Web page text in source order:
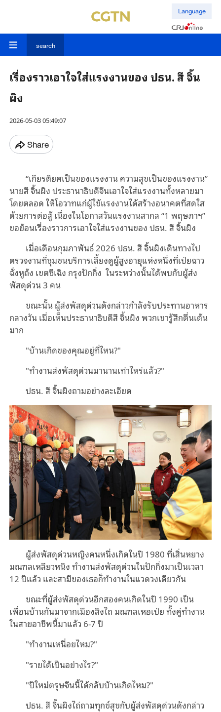
Language
search
เรื่องราวเอาใจใส่แรงงานของ ปธน. สี จิ้น
ผิง
2026-05-03 05:49:07
Share
“เกียรติยศเป็นของแรงงาน ความสุขเป็นของแรงงาน”
นายสี จิ้นผิง ประธานาธิบดีจีนเอาใจใส่แรงงานทั้งหลายมา
โดยตลอด ให้โอวาทแก่ผู้ใช้แรงงานได้สร้างอนาคตที่สดใส
ด้วยการต่อสู้ เนื่องในโอกาสวันแรงงานสากล “1 พฤษภาฯ”
ขอย้อนเรื่องราวการเอาใจใส่แรงงานของ ปธน. สี จิ้นผิง
เมื่อเดือนกุมภาพันธ์ 2026 ปธน. สี จิ้นผิงเดินทางไป
ตรวจงานที่ชุมชนบริการเลี้ยงดูผู้สูงอายุแห่งหนึ่งที่เป่ยฉาว
ฉั่งหูถ้ง เขตซีเฉิง กรุงปักกิ่ง ในระหว่างนั้นได้พบกับผู้ส่ง
พัสดุด่วน 3 คน
ขณะนั้น ผู้ส่งพัสดุด่วนดังกล่าวกำลังรับประทานอาหาร
กลางวัน เมื่อเห็นประธานาธิบดีสี จิ้นผิง พวกเขารู้สึกตื่นเต้น
มาก
"บ้านเกิดของคุณอยู่ที่ไหน?"
"ทำงานส่งพัสดุด่วนมานานเท่าไหร่แล้ว?"
ปธน. สี จิ้นผิงถามอย่างละเอียด
ผู้ส่งพัสดุด่วนหญิงคนหนึ่งเกิดในปี 1980 ที่เสิ่นหยาง
มณฑลเหลียวหนิง ทำงานส่งพัสดุด่วนในปักกิ่งมาเป็นเวลา
12 ปีแล้ว และสามีของเธอก็ทำงานในแวดวงเดียวกัน
ขณะที่ผู้ส่งพัสดุด่วนอีกสองคนเกิดในปี 1990 เป็น
เพื่อนบ้านกันมาจากเมืองสิงไถ มณฑลเหอเป่ย ทั้งคู่ทำงาน
ในสายอาชีพนี้มาแล้ว 6-7 ปี
"ทำงานเหนื่อยไหม?"
"รายได้เป็นอย่างไร?"
"ปีใหม่ตรุษจีนนี้ได้กลับบ้านเกิดไหม?"
ปธน. สี จิ้นผิงไถ่ถามทุกข์สุขกับผู้ส่งพัสดุด่วนดังกล่าว